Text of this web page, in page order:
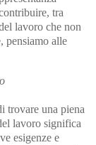
tra
lavoro che non
pensiamo alle
trovare una piena
lavoro significa
esigenze e